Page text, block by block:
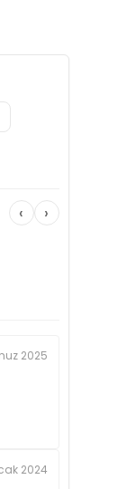
‹ ›
2025
2024